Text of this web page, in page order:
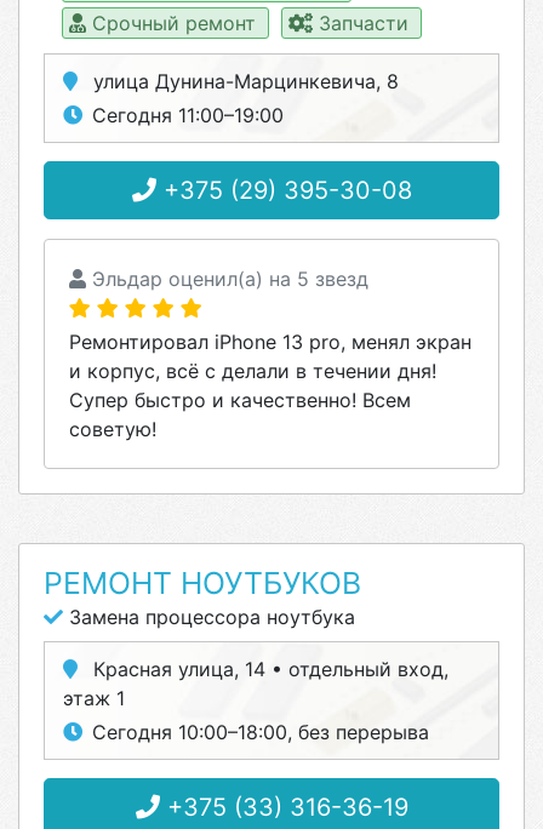
Срочный ремонт
Запчасти
улица Дунина-Марцинкевича, 8
Сегодня 11:00–19:00
+375 (29) 395-30-08
Эльдар оценил(а) на 5 звезд
Ремонтировал iPhone 13 pro, менял экран
и корпус, всё с делали в течении дня!
Супер быстро и качественно! Всем
советую!
РЕМОНТ НОУТБУКОВ
Замена процессора ноутбука
Красная улица, 14 • отдельный вход,
этаж 1
Сегодня 10:00–18:00, без перерыва
+375 (33) 316-36-19